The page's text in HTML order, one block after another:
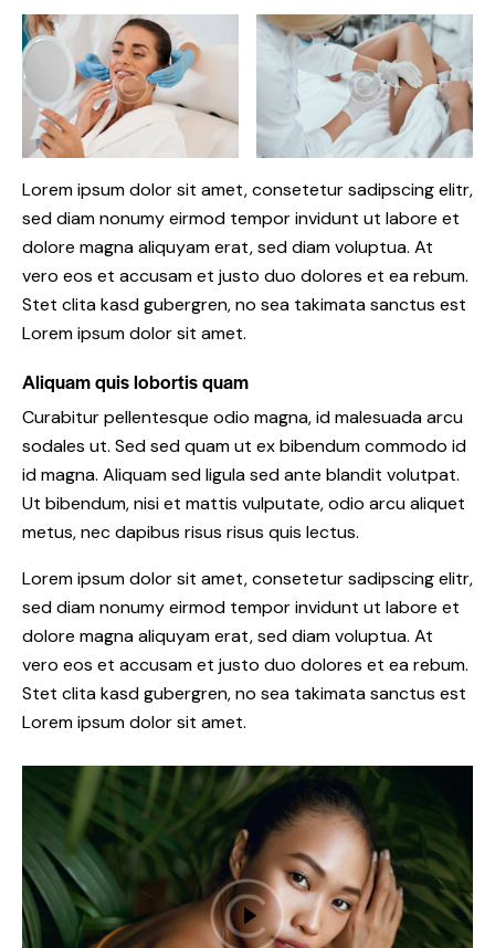
Lorem ipsum dolor sit amet, consetetur sadipscing elitr,
sed diam nonumy eirmod tempor invidunt ut labore et
dolore magna aliquyam erat, sed diam voluptua. At
vero eos et accusam et justo duo dolores et ea rebum.
Stet clita kasd gubergren, no sea takimata sanctus est
Lorem ipsum dolor sit amet.
Aliquam quis lobortis quam
Curabitur pellentesque odio magna, id malesuada arcu
sodales ut. Sed sed quam ut ex bibendum commodo id
id magna. Aliquam sed ligula sed ante blandit volutpat.
Ut bibendum, nisi et mattis vulputate, odio arcu aliquet
metus, nec dapibus risus risus quis lectus.
Lorem ipsum dolor sit amet, consetetur sadipscing elitr,
sed diam nonumy eirmod tempor invidunt ut labore et
dolore magna aliquyam erat, sed diam voluptua. At
vero eos et accusam et justo duo dolores et ea rebum.
Stet clita kasd gubergren, no sea takimata sanctus est
Lorem ipsum dolor sit amet.